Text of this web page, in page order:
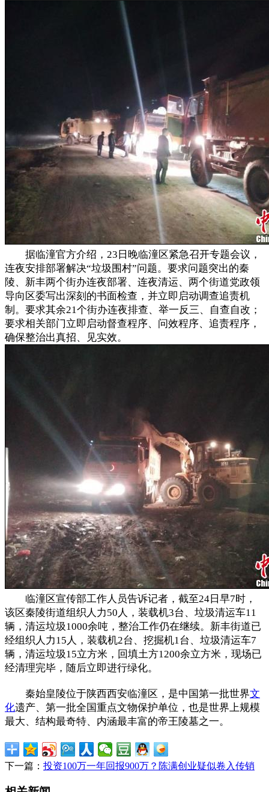
据临潼官方介绍，23日晚临潼区紧急召开专题会议，
连夜安排部署解决“垃圾围村”问题。要求问题突出的秦
陵、新丰两个街办连夜部署、连夜清运、两个街道党政领
导向区委写出深刻的书面检查，并立即启动调查追责机
制。要求其余21个街办连夜排查、举一反三、自查自改；
要求相关部门立即启动督查程序、问效程序、追责程序，
确保整治出真招、见实效。
临潼区宣传部工作人员告诉记者，截至24日早7时，
该区秦陵街道组织人力50人，装载机3台、垃圾清运车11
辆，清运垃圾1000余吨，整治工作仍在继续。新丰街道已
经组织人力15人，装载机2台、挖掘机1台、垃圾清运车7
辆，清运垃圾15立方米，回填土方1200余立方米，现场已
经清理完毕，随后立即进行绿化。
秦始皇陵位于陕西西安临潼区，是中国第一批世界文
化遗产、第一批全国重点文物保护单位，也是世界上规模
最大、结构最奇特、内涵最丰富的帝王陵墓之一。
下一篇： 投资100万一年回报900万？陈满创业疑似卷入传销